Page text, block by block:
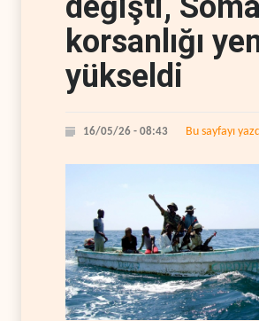
korsanlığı
yükseldi
16/05/26 - 08:43 Bu sayfayı